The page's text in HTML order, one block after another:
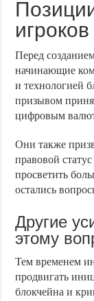
игроков
Перед
начинающие
и технологией
призывом
цифровым
Они также
правовой
просветить
остались
Другие
этому
Тем временем
продвигать
блокчейна и